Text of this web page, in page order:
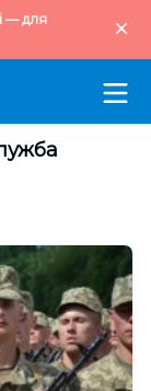
— для